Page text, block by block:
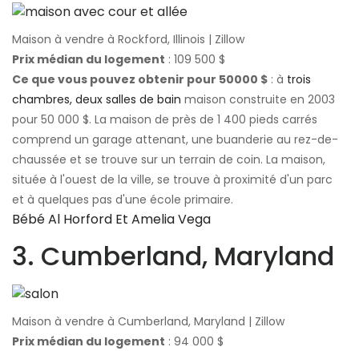
Maison à vendre à Rockford, Illinois | Zillow
Prix ​​médian du logement : 109 500 $
Ce que vous pouvez obtenir pour 50000 $ : à trois
chambres, deux salles de bain maison construite en 2003
pour 50 000 $. La maison de près de 1 400 pieds carrés
comprend un garage attenant, une buanderie au rez-de-
chaussée et se trouve sur un terrain de coin. La maison,
située à l'ouest de la ville, se trouve à proximité d'un parc
et à quelques pas d'une école primaire.
Bébé Al Horford Et Amelia Vega
3. Cumberland, Maryland
Maison à vendre à Cumberland, Maryland | Zillow
Prix ​​médian du logement : 94 000 $